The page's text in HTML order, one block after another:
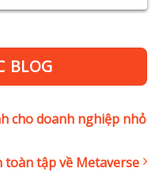
cho doanh nghiệp nhỏ
BLOG
toàn tập về Metaverse